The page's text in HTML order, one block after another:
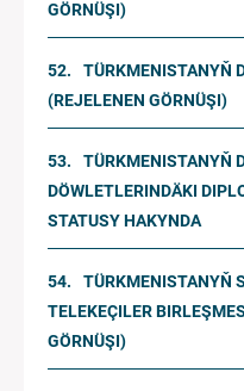
GÖRNÜŞI)
TÜRKMENISTANYŇ
(REJELENEN GÖRNÜŞI)
TÜRKMENISTANYŇ
DÖWLETLERINDÄKI
STATUSY HAKYNDA
TÜRKMENISTANYŇ
TELEKEÇILER
GÖRNÜŞI)